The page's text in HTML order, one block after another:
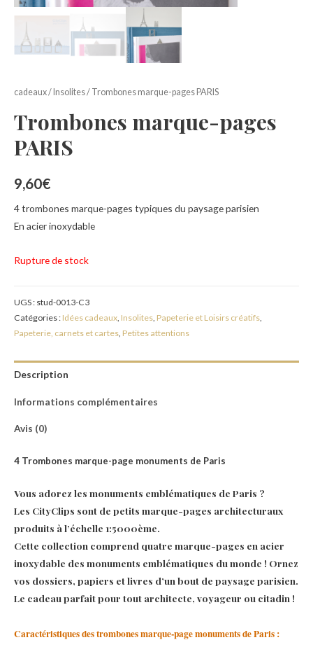
cadeaux/ Insolites/ Trombones marque-pages PARIS
Trombones marque-pages
PARIS
9,60€
4 trombones marque-pages typiques du paysage parisien
En acier inoxydable
Rupture de stock
UGS : stud-0013-C3
Catégories : Idées cadeaux Insolites Papeterie et Loisirs créatifs
Papeterie, carnets et cartes Petites attentions
Description
Informations complémentaires
Avis (0)
4 Trombones marque-page monuments de Paris
Vous adorez les monuments emblématiques de Paris ?
Les CityClips sont de petits marque-pages architecturaux
produits à l’échelle 1:5000ème.
Cette collection comprend quatre marque-pages en acier
inoxydable des monuments emblématiques du monde ! Ornez
vos dossiers, papiers et livres d’un bout de paysage parisien.
Le cadeau parfait pour tout architecte, voyageur ou citadin !
Caractéristiques des trombones marque-page monuments de Paris :